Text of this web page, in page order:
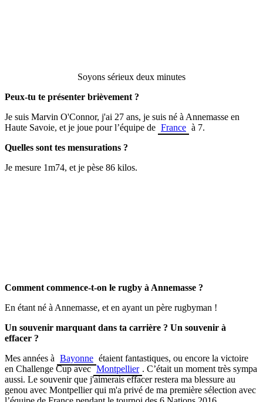
Soyons sérieux deux minutes
Peux-tu te présenter brièvement ?
Je suis Marvin O'Connor, j'ai 27 ans, je suis né à Annemasse en
Haute Savoie, et je joue pour l’équipe de France à 7.
Quelles sont tes mensurations ?
Je mesure 1m74, et je pèse 86 kilos.
Comment commence-t-on le rugby à Annemasse ?
En étant né à Annemasse, et en ayant un père rugbyman !
Un souvenir marquant dans ta carrière ? Un souvenir à
effacer ?
Mes années à Bayonne étaient fantastiques, ou encore la victoire
en Challenge Cup avec Montpellier . C’était un moment très sympa
aussi. Le souvenir que j'aimerais effacer restera ma blessure au
genou avec Montpellier qui m'a privé de ma première sélection avec